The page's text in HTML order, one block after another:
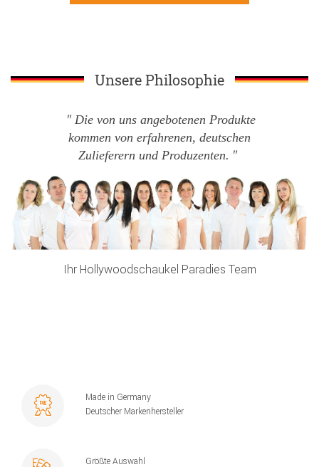
Unsere Philosophie
Die von uns angebotenen Produkte
kommen von erfahrenen, deutschen
Zulieferern und Produzenten.
Ihr Hollywoodschaukel Paradies Team
Made in Germany
Deutscher Markenhersteller
Größte Auswahl